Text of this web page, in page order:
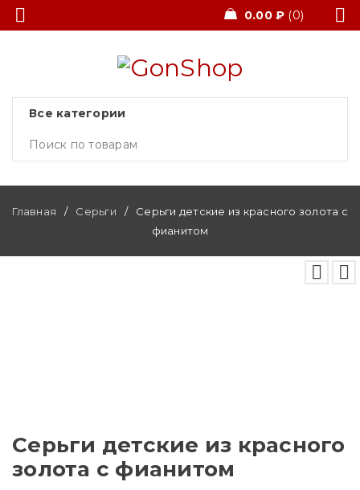
0.00 ₽ 0
Главная / Серьги /
Серьги детские из красного золота с
фианитом
Серьги детские из красного
золота с фианитом